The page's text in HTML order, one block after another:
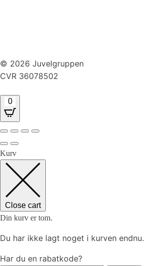
© 2026 Juvelgruppen
CVR 36078502
0
Kurv
Close cart
Din kurv er tom.
Du har ikke lagt noget i kurven endnu.
Har du en rabatkode?